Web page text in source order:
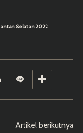
Selatan 2022
Artikel berikutnya